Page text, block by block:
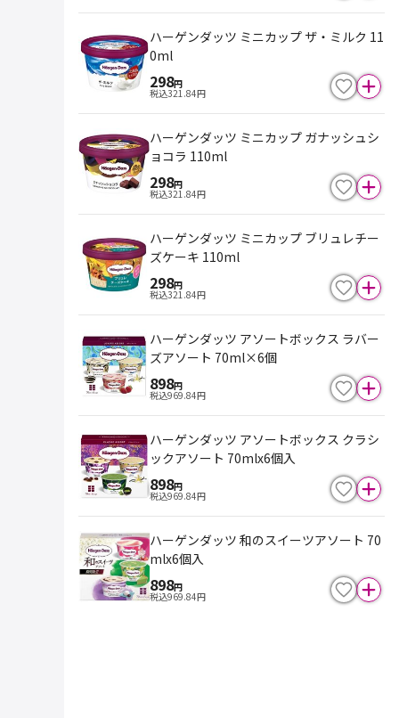
ハーゲンダッツ ミニカップ ザ・ミルク 11
0ml
298円
税込321.84円
ハーゲンダッツ ミニカップ ガナッシュシ
ョコラ 110ml
298円
税込321.84円
ハーゲンダッツ ミニカップ ブリュレチー
ズケーキ 110ml
298円
税込321.84円
ハーゲンダッツ アソートボックス ラバー
ズアソート 70ml×6個
898円
税込969.84円
ハーゲンダッツ アソートボックス クラシ
ックアソート 70mlx6個入
898円
税込969.84円
ハーゲンダッツ 和のスイーツアソート 70
mlx6個入
898円
税込969.84円